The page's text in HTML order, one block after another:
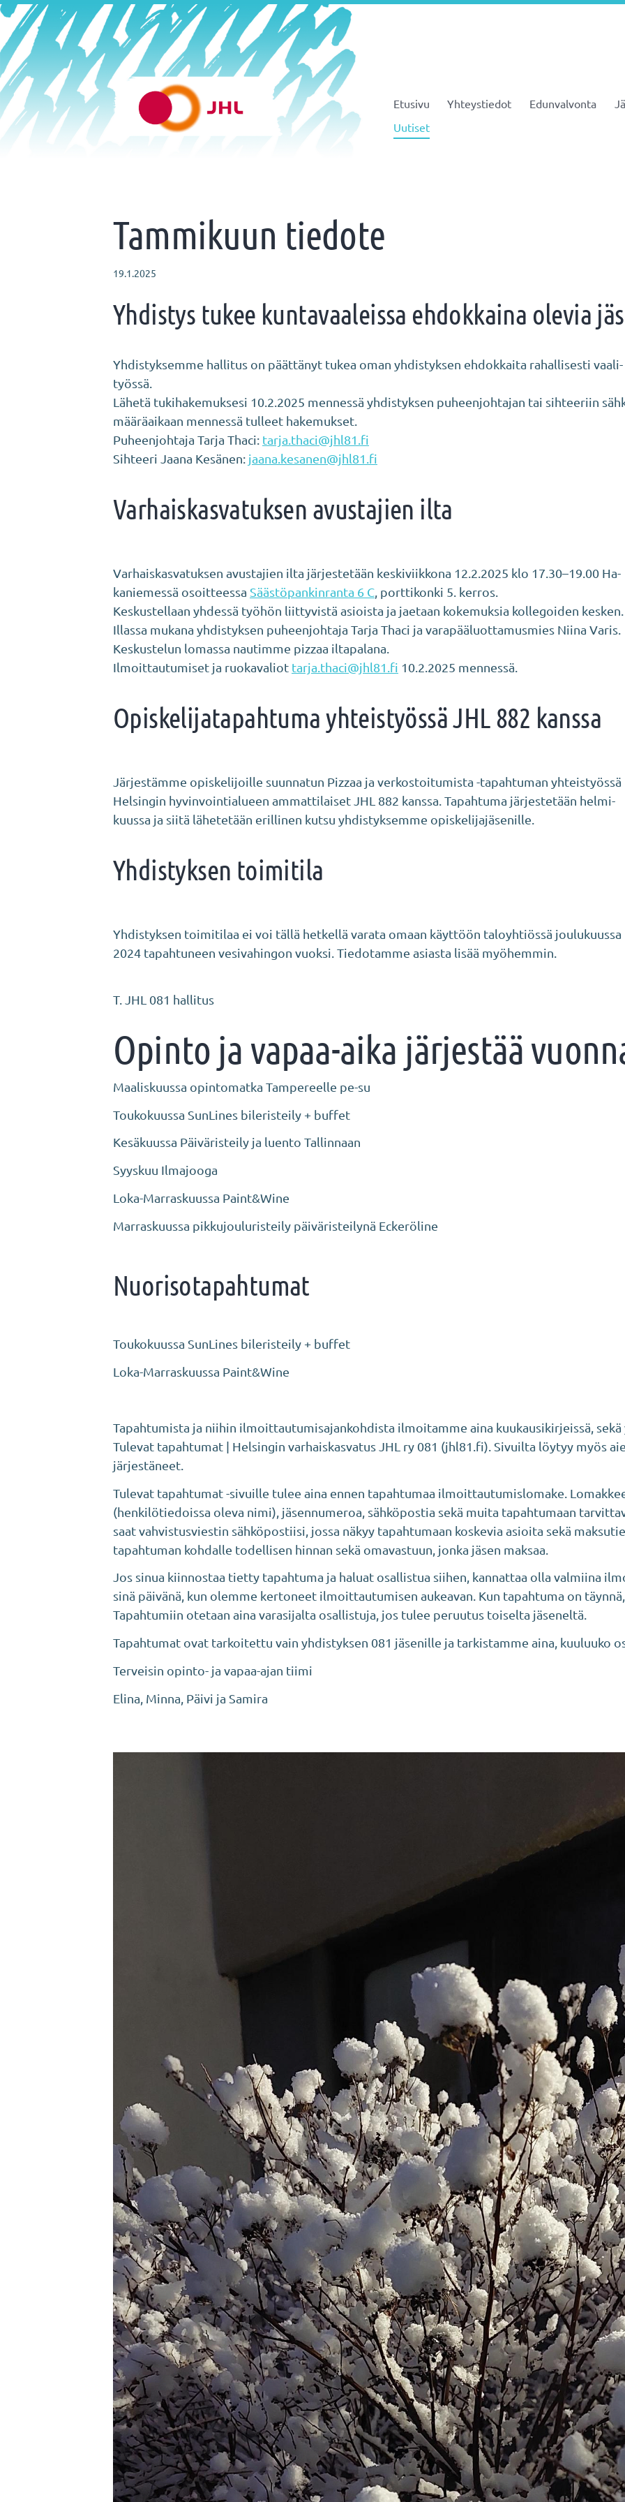
Siirry
sivun
sisältöön
Helsingin varhaiskasvatus JHL ry 081 Etusivu Yhteystiedot Edunvalvonta
Uutiset
Tammikuun tiedote
19.1.2025
Yhdistys tukee kuntavaaleissa ehdokkaina olevia
Yhdistyksemme hallitus on päättänyt tukea oman yhdistyksen ehdokkaita rahallisesti vaali-
työssä.
Lähetä tukihakemuksesi 10.2.2025 mennessä yhdistyksen puheenjohtajan tai sihteeriin
määräaikaan mennessä tulleet hakemukset.
Puheenjohtaja Tarja Thaci: tarja.thaci@jhl81.fi
Sihteeri Jaana Kesänen: jaana.kesanen@jhl81.fi
Varhaiskasvatuksen avustajien ilta
Varhaiskasvatuksen avustajien ilta järjestetään keskiviikkona 12.2.2025 klo 17.30–19.00 Ha-
kaniemessä osoitteessa Säästöpankinranta 6 C , porttikonki 5. kerros.
Keskustellaan yhdessä työhön liittyvistä asioista ja jaetaan kokemuksia kollegoiden kesken.
Illassa mukana yhdistyksen puheenjohtaja Tarja Thaci ja varapääluottamusmies Niina Varis.
Keskustelun lomassa nautimme pizzaa iltapalana.
Ilmoittautumiset ja ruokavaliot tarja.thaci@jhl81.fi 10.2.2025 mennessä.
Opiskelijatapahtuma yhteistyössä JHL 882 kanssa
Järjestämme opiskelijoille suunnatun Pizzaa ja verkostoitumista -tapahtuman yhteistyössä
Helsingin hyvinvointialueen ammattilaiset JHL 882 kanssa. Tapahtuma järjestetään helmi-
kuussa ja siitä lähetetään erillinen kutsu yhdistyksemme opiskelijajäsenille.
Yhdistyksen toimitila
Yhdistyksen toimitilaa ei voi tällä hetkellä varata omaan käyttöön taloyhtiössä joulukuussa
2024 tapahtuneen vesivahingon vuoksi. Tiedotamme asiasta lisää myöhemmin.
T. JHL 081 hallitus
Opinto ja vapaa-aika järjestää
Maaliskuussa opintomatka Tampereelle pe-su
Toukokuussa SunLines bileristeily + buffet
Kesäkuussa Päiväristeily ja luento Tallinnaan
Syyskuu Ilmajooga
Loka-Marraskuussa Paint&Wine
Marraskuussa pikkujouluristeily päiväristeilynä Eckeröline
Nuorisotapahtumat
Toukokuussa SunLines bileristeily + buffet
Loka-Marraskuussa Paint&Wine
Tapahtumista ja niihin ilmoittautumisajankohdista ilmoitamme aina kuukausikirjeissä,
Tulevat tapahtumat | Helsingin varhaiskasvatus JHL ry 081 (jhl81.fi). Sivuilta löytyy myös
järjestäneet.
Tulevat tapahtumat -sivuille tulee aina ennen tapahtumaa ilmoittautumislomake.
(henkilötiedoissa oleva nimi), jäsennumeroa, sähköpostia sekä muita tapahtumaan
saat vahvistusviestin sähköpostiisi, jossa näkyy tapahtumaan koskevia asioita sekä
tapahtuman kohdalle todellisen hinnan sekä omavastuun, jonka jäsen maksaa.
Jos sinua kiinnostaa tietty tapahtuma ja haluat osallistua siihen, kannattaa olla valmiina
sinä päivänä, kun olemme kertoneet ilmoittautumisen aukeavan. Kun tapahtuma on
Tapahtumiin otetaan aina varasijalta osallistuja, jos tulee peruutus toiselta jäseneltä.
Tapahtumat ovat tarkoitettu vain yhdistyksen 081 jäsenille ja tarkistamme aina, kuuluuko
Terveisin opinto- ja vapaa-ajan tiimi
Elina, Minna, Päivi ja Samira